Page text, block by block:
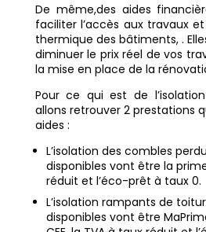
De même,des aides
faciliter l’accès aux travaux
thermique des bâtiments, .
diminuer le prix réel de vos
la mise en place de la
Pour ce qui est de
allons retrouver 2 prestations
aides :
L’isolation des combles
disponibles vont être la
réduit et l’éco-prêt à taux 0.
L’isolation rampants de
disponibles vont être